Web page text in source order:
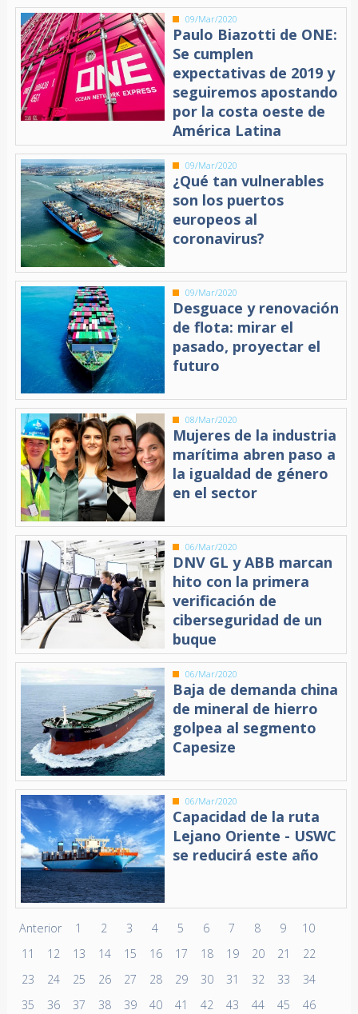
09/Mar/2020
Paulo Biazotti de ONE:
Se cumplen
expectativas de 2019 y
seguiremos apostando
por la costa oeste de
América Latina
09/Mar/2020
¿Qué tan vulnerables
son los puertos
europeos al
coronavirus?
09/Mar/2020
Desguace y renovación
de flota: mirar el
pasado, proyectar el
futuro
08/Mar/2020
Mujeres de la industria
marítima abren paso a
la igualdad de género
en el sector
06/Mar/2020
DNV GL y ABB marcan
hito con la primera
verificación de
ciberseguridad de un
buque
06/Mar/2020
Baja de demanda china
de mineral de hierro
golpea al segmento
Capesize
06/Mar/2020
Capacidad de la ruta
Lejano Oriente - USWC
se reducirá este año
Anterior 1 2 3 4 5 6 7 8 9
10
11
12 13 14 15 16 17 18 19 20 21
22
23
24 25 26 27 28 29 30 31 32 33
34
35
36 37 38 39 40 41 42 43 44 45 46